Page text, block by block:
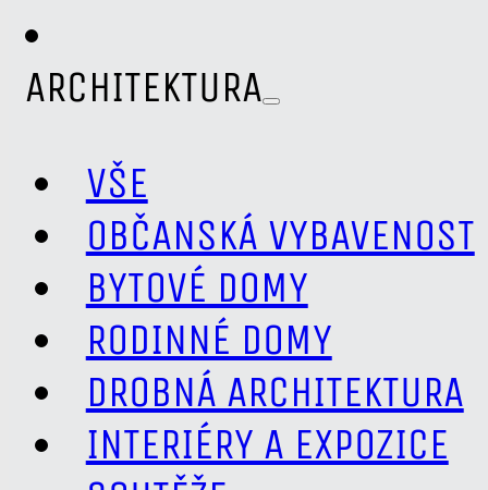
ARCHITEKTURA
VŠE
OBČANSKÁ VYBAVENOST
BYTOVÉ DOMY
RODINNÉ DOMY
DROBNÁ ARCHITEKTURA
INTERIÉRY A EXPOZICE